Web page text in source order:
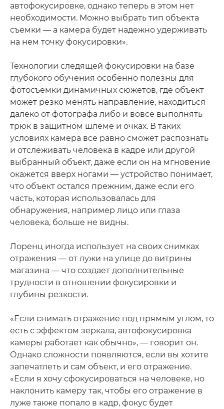
автофокусировке, однако теперь в этом нет
необходимости. Можно выбрать тип объекта
съемки — а камера будет надежно удерживать
на нем точку фокусировки».
Технологии следящей фокусировки на базе
глубокого обучения особенно полезны для
фотосъемки динамичных сюжетов, где объект
может резко менять направление, находиться
далеко от фотографа либо и вовсе выполнять
трюк в защитном шлеме и очках. В таких
условиях камера все равно сможет распознать
и отслеживать человека в кадре или другой
выбранный объект, даже если он на мгновение
окажется вверх ногами — устройство понимает,
что объект остался прежним, даже если его
часть, которая использовалась для
обнаружения, например лицо или глаза
человека, больше не видны.
Лоренц иногда использует на своих снимках
отражения — от лужи на улице до витрины
магазина — что создает дополнительные
трудности в отношении фокусировки и
глубины резкости.
«Если снимать отражение под прямым углом, то
есть с эффектом зеркала, автофокусировка
камеры работает как обычно», — говорит он.
Однако сложности появляются, если вы хотите
запечатлеть и сам объект, и его отражение.
«Если я хочу сфокусироваться на человеке, но
наклонить камеру так, чтобы его отражение в
луже также попало в кадр, фокус будет